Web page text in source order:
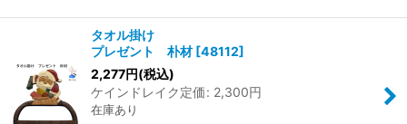
タオル掛け
プレゼント 朴材 [48112]
2,277円(税込)
ケインドレイク定価: 2,300円
在庫あり